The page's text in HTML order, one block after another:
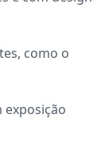
como o
exposição